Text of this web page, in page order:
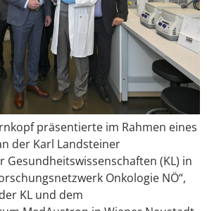
präsentierte im Rahmen eines
der Karl Landsteiner
(KL) in
Onkologie NÖ“,
KL und dem